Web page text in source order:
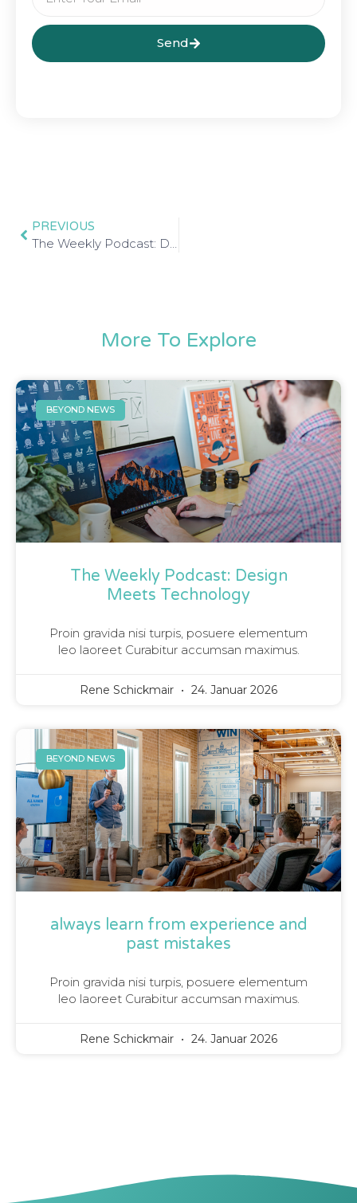
Send
PREVIOUS
More To Explore
BEYOND NEWS
The Weekly Podcast: Design
Meets Technology
Proin gravida nisi turpis, posuere elementum
leo laoreet Curabitur accumsan maximus.
Rene Schickmair 24. Januar 2026
BEYOND NEWS
always learn from experience and
past mistakes
Proin gravida nisi turpis, posuere elementum
leo laoreet Curabitur accumsan maximus.
Rene Schickmair 24. Januar 2026